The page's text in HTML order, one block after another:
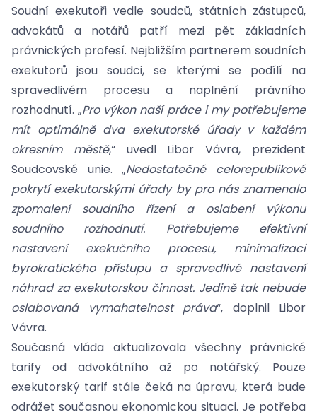
Soudní exekutoři vedle soudců, státních zástupců,
advokátů a notářů patří mezi pět základních
právnických profesí. Nejbližším partnerem soudních
exekutorů jsou soudci, se kterými se podílí na
spravedlivém procesu a naplnění právního
rozhodnutí. „Pro výkon naší práce i my potřebujeme
mít optimálně dva exekutorské úřady v každém
okresním městě,“ uvedl Libor Vávra, prezident
Soudcovské unie. „Nedostatečné celorepublikové
pokrytí exekutorskými úřady by pro nás znamenalo
zpomalení soudního řízení a oslabení výkonu
soudního rozhodnutí. Potřebujeme efektivní
nastavení exekučního procesu, minimalizaci
byrokratického přístupu a spravedlivé nastavení
náhrad za exekutorskou činnost. Jedině tak nebude
oslabovaná vymahatelnost práva“, doplnil Libor
Vávra.
Současná vláda aktualizovala všechny právnické
tarify od advokátního až po notářský. Pouze
exekutorský tarif stále čeká na úpravu, která bude
odrážet současnou ekonomickou situaci. Je potřeba